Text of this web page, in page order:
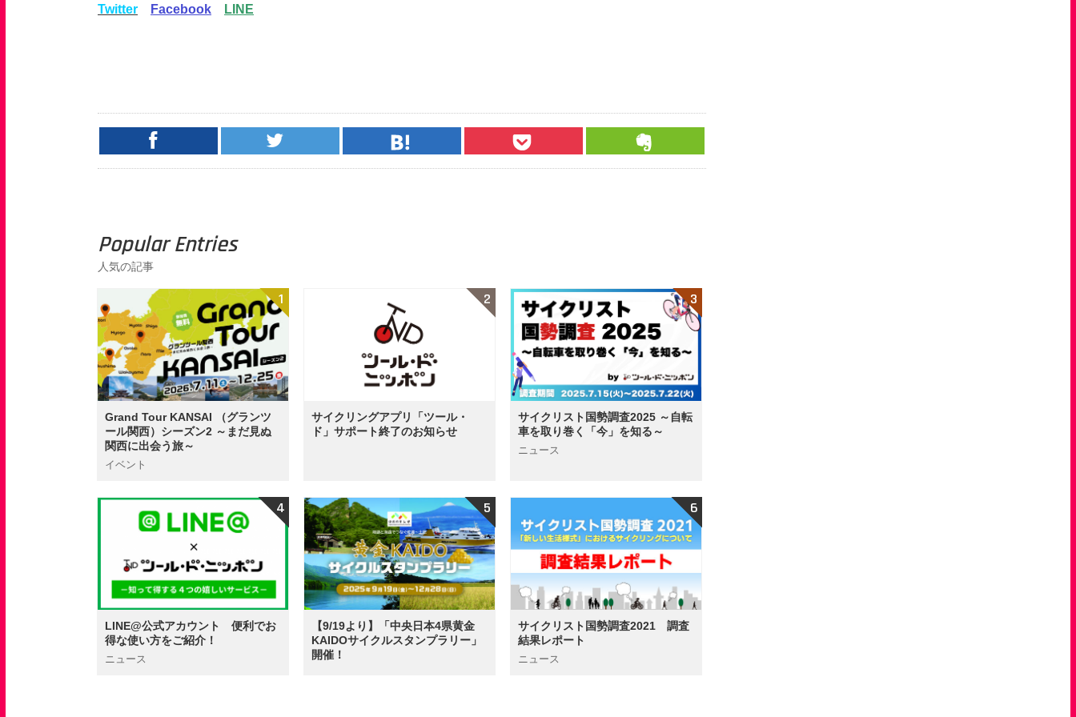
Twitter Facebook LINE
Popular Entries
人気の記事
Grand Tour KANSAI （グランツ
ール関西）シーズン2 ～まだ見ぬ
関西に出会う旅～
イベント
サイクリングアプリ「ツール・
ド」サポート終了のお知らせ
サイクリスト国勢調査2025 ～自転
車を取り巻く「今」を知る～
ニュース
LINE@公式アカウント 便利でお
得な使い方をご紹介！
ニュース
【9/19より】「中央日本4県黄金
KAIDOサイクルスタンプラリー」
開催！
サイクリスト国勢調査2021 調査
結果レポート
ニュース